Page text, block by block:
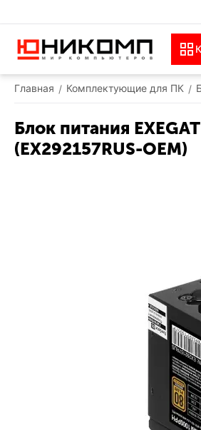
Главная / Комплектующие для ПК /
Блок питания
(EX292157RUS-OEM)